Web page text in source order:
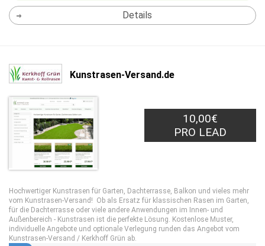
Details
Kunstrasen-Versand.de
10,00€
PRO LEAD
Hochwertiger Kunstrasen für Garten, Dachterrasse, Balkon und vieles mehr
vom Kunstrasen-Versand! Ob als Ersatz für klassischen Rasen im Garten,
für die Dachterrasse oder viele andere Anwendungen im Innen- und
Außenbereich - Kunstrasen ist die perfekte Lösung. Kostenlose Muster,
individuelle Angebote und optionale Verlegung runden das Angebot vom
Kunstrasen-Versand / Kerkhoff Grün ab.